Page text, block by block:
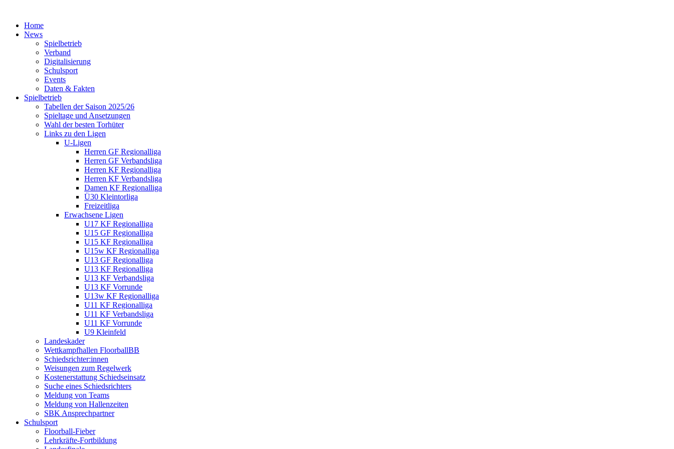
Home
News
Spielbetrieb
Verband
Digitalisierung
Schulsport
Events
Daten & Fakten
Spielbetrieb
Tabellen der Saison 2025/26
Spieltage und Ansetzungen
Wahl der besten Torhüter
Links zu den Ligen
U-Ligen
Herren GF Regionalliga
Herren GF Verbandsliga
Herren KF Regionalliga
Herren KF Verbandsliga
Damen KF Regionalliga
Ü30 Kleintorliga
Freizeitliga
Erwachsene Ligen
U17 KF Regionalliga
U15 GF Regionalliga
U15 KF Regionalliga
U15w KF Regionalliga
U13 GF Regionalliga
U13 KF Regionalliga
U13 KF Verbandsliga
U13 KF Vorrunde
U13w KF Regionalliga
U11 KF Regionalliga
U11 KF Verbandsliga
U11 KF Vorrunde
U9 Kleinfeld
Landeskader
Wettkampfhallen FloorballBB
Schiedsrichter:innen
Weisungen zum Regelwerk
Kostenerstattung Schiedseinsatz
Suche eines Schiedsrichters
Meldung von Teams
Meldung von Hallenzeiten
SBK Ansprechpartner
Schulsport
Floorball-Fieber
Lehrkräfte-Fortbildung